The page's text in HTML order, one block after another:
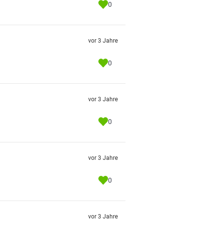
0
vor 3 Jahre
0
vor 3 Jahre
0
vor 3 Jahre
0
vor 3 Jahre